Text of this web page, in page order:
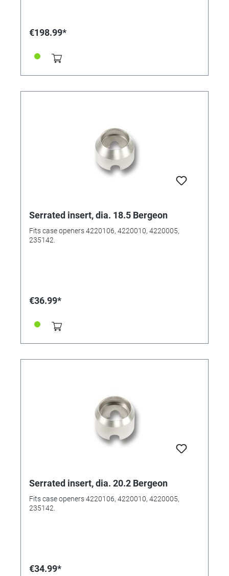
€198.99*
Serrated insert, dia. 18.5 Bergeon
Fits case openers 4220106, 4220010, 4220005,
235142.
€36.99*
Serrated insert, dia. 20.2 Bergeon
Fits case openers 4220106, 4220010, 4220005,
235142.
€34.99*